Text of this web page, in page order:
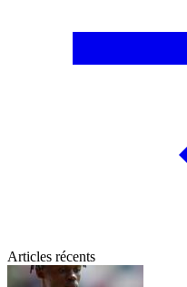
Articles récents